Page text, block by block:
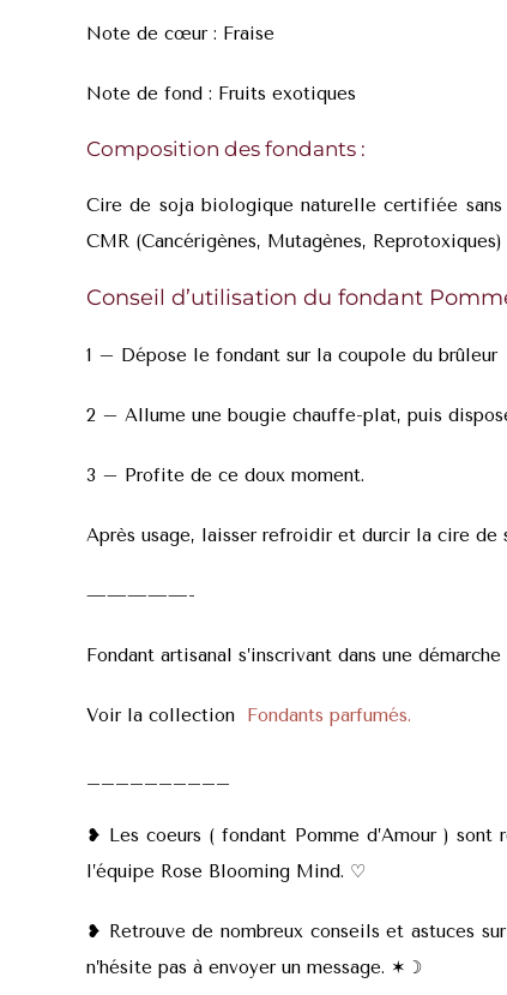
Note de cœur : Fraise
Note de fond : Fruits exotiques
Composition des fondants :
Cire de soja biologique naturelle certifiée sans
CMR (Cancérigènes, Mutagènes,
Conseil d’utilisation du fondant
1 – Dépose le fondant sur la coupole du brûleur
2 – Allume une bougie chauffe-plat, puis
3 – Profite de ce doux moment.
Après usage, laisser refroidir et durcir la cire de
—————-
Fondant artisanal s’inscrivant dans une
Voir la collection Fondants parfumés.
❥ Les coeurs ( fondant Pomme d’Amour )
l’équipe Rose Blooming Mind. ♡
❥ Retrouve de nombreux conseils et astuces
n’hésite pas à envoyer un message. ✶ ☽